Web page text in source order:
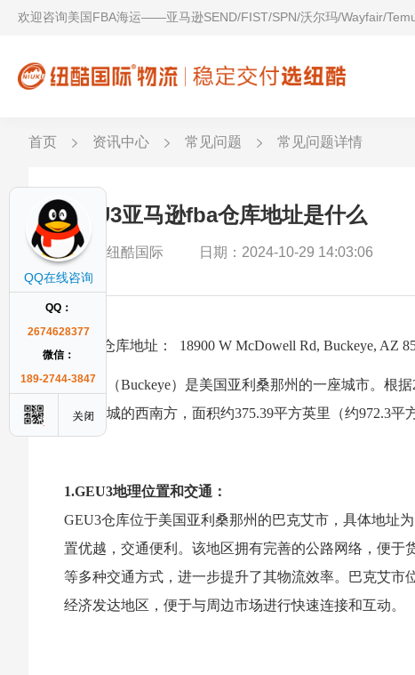
欢迎咨询美国FBA海运——亚马逊SEND/FIST/SPN/沃尔玛/Wayfair/
首页 资讯中心 常见问题 常见问题详情
GEU3亚马逊fba仓库地址是什么
作者：纽酷国际 日期：2024-10-29 14:03:06
GEU3仓库地址： 18900 W McDowell Rd, Buckeye, AZ
巴克艾（Buckeye）是美国亚利桑那州的一座城市。根
于凤凰城的西南方，面积约375.39平方英里（约972.3平
1.GEU3地理位置和交通：
GEU3仓库位于美国亚利桑那州的巴克艾市，具体地址
置优越，交通便利。该地区拥有完善的公路网络，便
等多种交通方式，进一步提升了其物流效率。巴克艾
经济发达地区，便于与周边市场进行快速连接和互动。
QQ在线咨询
QQ：
2674628377
微信：
189-2744-3847